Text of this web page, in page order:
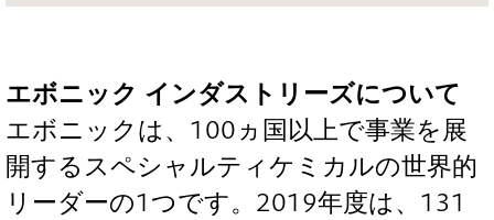
エボニック インダストリーズについて
エボニックは、100ヵ国以上で事業を展
開するスペシャルティケミカルの世界的
リーダーの1つです。2019年度は、131